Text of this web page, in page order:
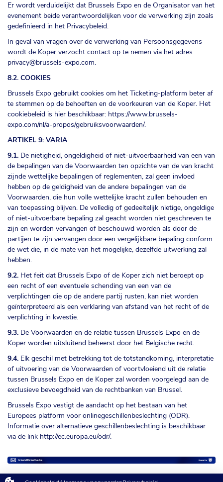
Er wordt verduidelijkt dat Brussels Expo en de Organisator van het
evenement beide verantwoordelijken voor de verwerking zijn zoals
gedefinieerd in het Privacybeleid.
In geval van vragen over de verwerking van Persoonsgegevens
wordt de Koper verzocht contact op te nemen via het adres
privacy@brussels-expo.com.
8.2. COOKIES
Brussels Expo gebruikt cookies om het Ticketing-platform beter af
te stemmen op de behoeften en de voorkeuren van de Koper. Het
cookiebeleid is hier beschikbaar: https://www.brussels-
expo.com/nl/a-propos/gebruiksvoorwaarden/.
ARTIKEL 9: VARIA
9.1. De nietigheid, ongeldigheid of niet-uitvoerbaarheid van een van
de bepalingen van de Voorwaarden ten opzichte van de van kracht
zijnde wettelijke bepalingen of reglementen, zal geen invloed
hebben op de geldigheid van de andere bepalingen van de
Voorwaarden, die hun volle wettelijke kracht zullen behouden en
van toepassing blijven. De volledig of gedeeltelijk nietige, ongeldige
of niet-uitvoerbare bepaling zal geacht worden niet geschreven te
zijn en worden vervangen of beschouwd worden als door de
partijen te zijn vervangen door een vergelijkbare bepaling conform
de wet die, in de mate van het mogelijke, dezelfde uitwerking zal
hebben.
9.2. Het feit dat Brussels Expo of de Koper zich niet beroept op
een recht of een eventuele schending van een van de
verplichtingen die op de andere partij rusten, kan niet worden
geïnterpreteerd als een verklaring van afstand van het recht of de
verplichting in kwestie.
9.3. De Voorwaarden en de relatie tussen Brussels Expo en de
Koper worden uitsluitend beheerst door het Belgische recht.
9.4. Elk geschil met betrekking tot de totstandkoming, interpretatie
of uitvoering van de Voorwaarden of voortvloeiend uit de relatie
tussen Brussels Expo en de Koper zal worden voorgelegd aan de
exclusieve bevoegdheid van de rechtbanken van Brussel.
Brussels Expo vestigt de aandacht op het bestaan van het
Europees platform voor onlinegeschillenbeslechting (ODR).
Informatie over alternatieve geschillenbeslechting is beschikbaar
via de link http://ec.europa.eu/odr/.